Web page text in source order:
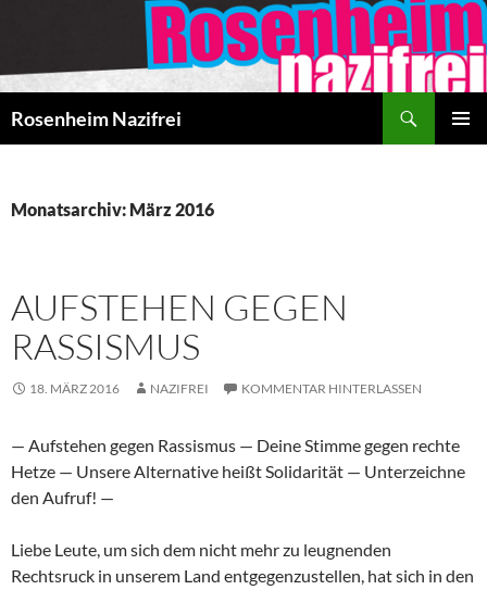
Rosenheim Nazifrei
Monatsarchiv: März 2016
AUFSTEHEN GEGEN
RASSISMUS
18. MÄRZ 2016 NAZIFREI KOMMENTAR HINTERLASSEN
— Aufstehen gegen Rassismus — Deine Stimme gegen rechte
Hetze — Unsere Alternative heißt Solidarität — Unterzeichne
den Aufruf! —
Liebe Leute, um sich dem nicht mehr zu leugnenden
Rechtsruck in unserem Land entgegenzustellen, hat sich in den